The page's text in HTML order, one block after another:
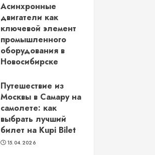
28.05.2026
Асинхронные
двигатели как
ключевой элемент
промышленного
оборудования в
Новосибирске
Путешествие из
Москвы в Самару на
самолете: как
выбрать лучший
билет на Kupi Bilet
15.04.2026